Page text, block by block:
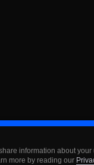
information about
more by reading our